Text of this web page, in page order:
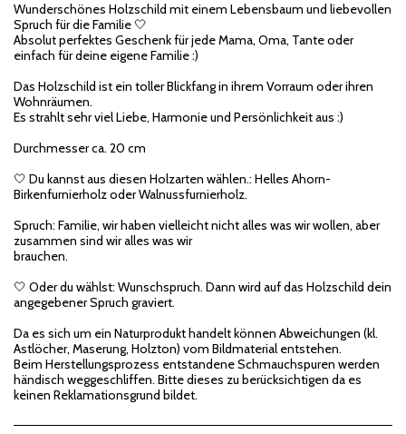
Wunderschönes Holzschild mit einem Lebensbaum und liebevollen
Spruch für die Familie 🤍
Absolut perfektes Geschenk für jede Mama, Oma, Tante oder
einfach für deine eigene Familie :)
Das Holzschild ist ein toller Blickfang in ihrem Vorraum oder ihren
Wohnräumen.
Es strahlt sehr viel Liebe, Harmonie und Persönlichkeit aus :)
Durchmesser ca. 20 cm
🤍 Du kannst aus diesen Holzarten wählen.: Helles Ahorn-
Birkenfurnierholz oder Walnussfurnierholz.
Spruch: Familie, wir haben vielleicht nicht alles was wir wollen, aber
zusammen sind wir alles was wir
brauchen.
🤍 Oder du wählst: Wunschspruch. Dann wird auf das Holzschild dein
angegebener Spruch graviert.
Da es sich um ein Naturprodukt handelt können Abweichungen (kl.
Astlöcher, Maserung, Holzton) vom Bildmaterial entstehen.
Beim Herstellungsprozess entstandene Schmauchspuren werden
händisch weggeschliffen. Bitte dieses zu berücksichtigen da es
keinen Reklamationsgrund bildet.